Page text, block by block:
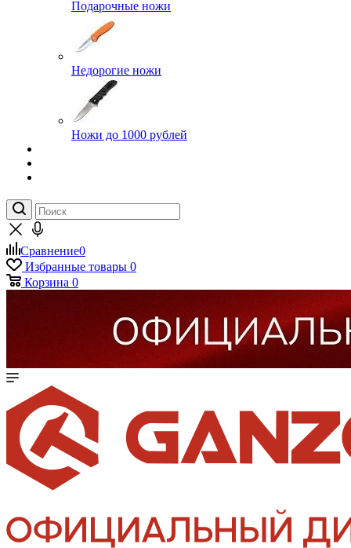
Подарочные ножи
Недорогие ножи
Ножи до 1000 рублей
Сравнение0
Избранные товары 0
Корзина 0